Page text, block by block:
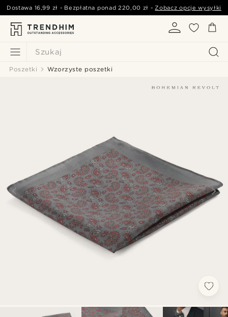
Szukaj
Dostawa 16,99 zł - Bezpłatna ponad220,00 zł -Zobacz opcje wysyłki
Poszetki Wzorzyste poszetki